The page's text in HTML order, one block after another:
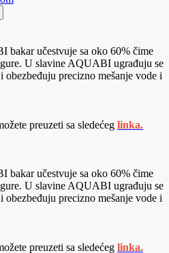
bakar učestvuje sa oko 60% čime
U slavine AQUABI ugrađuju se
precizno mešanje vode i
preuzeti sa sledećeg linka.
bakar učestvuje sa oko 60% čime
U slavine AQUABI ugrađuju se
precizno mešanje vode i
preuzeti sa sledećeg linka.